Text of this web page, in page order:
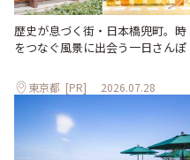
歴史が息づく街・日本橋兜町。時
をつなぐ風景に出会う一日さんぽ
東京都 [PR] 2026.07.28